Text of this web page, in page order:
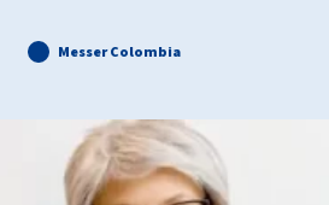
Messer Colombia